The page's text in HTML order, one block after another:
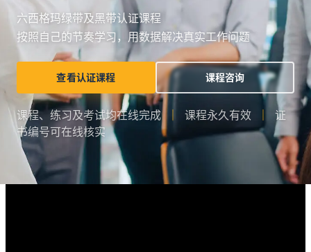
六西格玛绿带及黑带认证课程
按照自己的节奏学习，用数据解决真实工作问题
查看认证课程 课程咨询
课程、练习及考试均在线完成 ｜ 课程永久有效 ｜
证
书编号可在线核实